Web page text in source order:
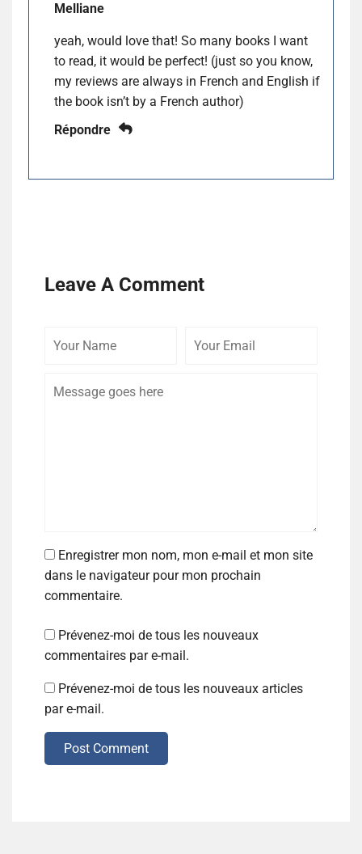
Melliane
yeah, would love that! So many books I want
to read, it would be perfect! (just so you know,
my reviews are always in French and English if
the book isn’t by a French author)
Répondre
Leave A Comment
Enregistrer mon nom, mon e-mail et mon site
dans le navigateur pour mon prochain
commentaire.
Prévenez-moi de tous les nouveaux
commentaires par e-mail.
Prévenez-moi de tous les nouveaux articles
par e-mail.
Post Comment